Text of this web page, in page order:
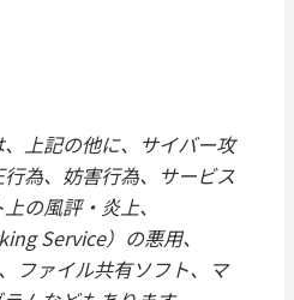
上記の他に、サイバー攻
為、妨害行為、サービス
の風評・炎上、
Service）の悪用、
ファイル共有ソフト、マ